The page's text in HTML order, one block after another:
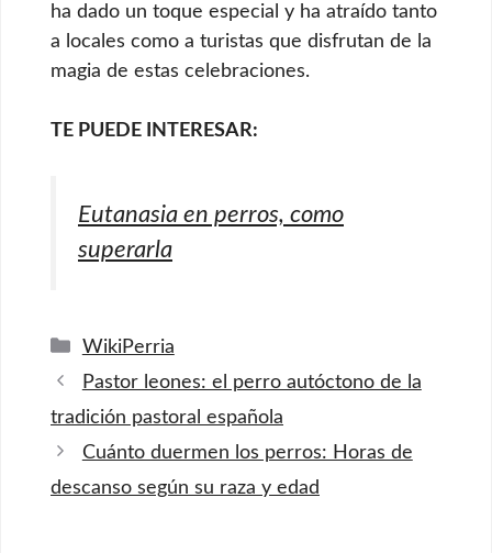
ha dado un toque especial y ha atraído tanto
a locales como a turistas que disfrutan de la
magia de estas celebraciones.
TE PUEDE INTERESAR:
Eutanasia en perros, como
superarla
Categorías
WikiPerria
Pastor leones: el perro autóctono de la
tradición pastoral española
Cuánto duermen los perros: Horas de
descanso según su raza y edad